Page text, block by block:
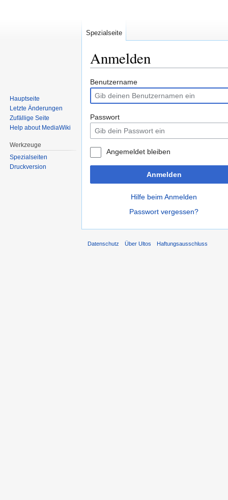
Anmelden
Zur
Navigation
springen
Zur
Suche
springen
Benutzername
Passwort
Angemeldet bleiben
Anmelden
Hilfe beim Anmelden
Passwort vergessen?
Spezialseite
Hauptseite
Letzte Änderungen
Zufällige Seite
Help about MediaWiki
Werkzeuge
Spezialseiten
Druckversion
Datenschutz Über Ultos Haftungsausschluss